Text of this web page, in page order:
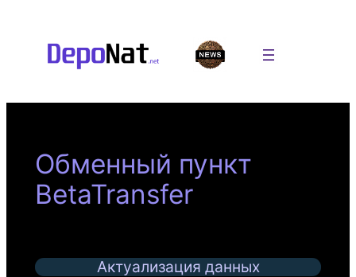
содержимому
Обменный пункт
BetaTransfer
Актуализация данных